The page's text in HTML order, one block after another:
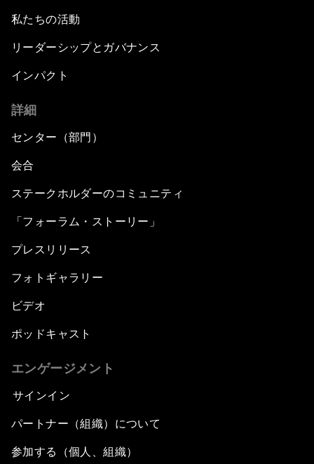
私たちの活動
リーダーシップとガバナンス
インパクト
詳細
センター（部門）
会合
ステークホルダーのコミュニティ
「フォーラム・ストーリー」
プレスリリース
フォトギャラリー
ビデオ
ポッドキャスト
エンゲージメント
サインイン
パートナー（組織）について
参加する（個人、組織）